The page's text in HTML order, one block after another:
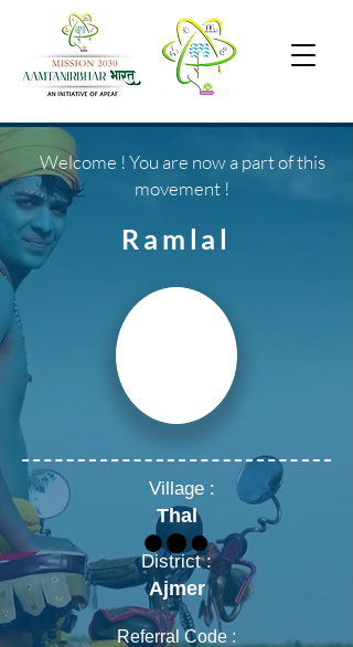
Ramlal
Village :
Thal
District :
Ajmer
Referral Code :
Welcome ! You are now a part of this
movement !